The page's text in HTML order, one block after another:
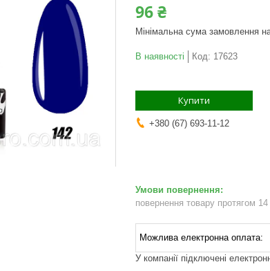
96 ₴
Мінімальна сума замовлення
В наявності Код: 17623
Купити
+380 (67) 693-11-12
повернення товару протягом 14
У компанії підключені